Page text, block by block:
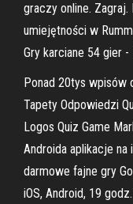
graczy online.
umiejętności w
Gry karciane 54 gier -
Ponad 20tys wpisów
Tapety Odpowiedzi
Logos Quiz Game
Androida aplikacje na
darmowe fajne gry
iOS, Android, 19